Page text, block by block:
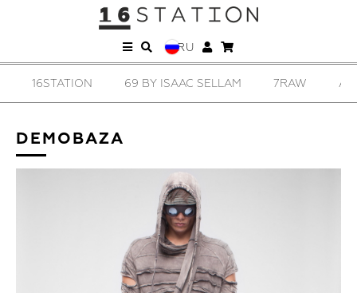
RU
16STATION 69 BY ISAAC SELLAM 7RAW
DEMOBAZA